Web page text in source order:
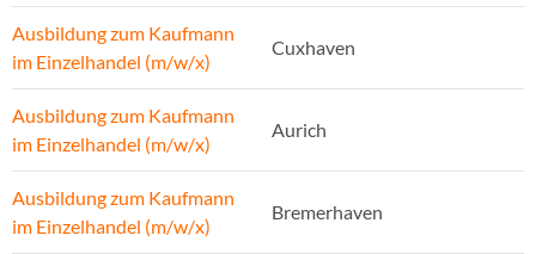
Ausbildung zum Kaufmann
im Einzelhandel (m/w/x)
Cuxhaven
Ausbildung zum Kaufmann
im Einzelhandel (m/w/x)
Aurich
Ausbildung zum Kaufmann
im Einzelhandel (m/w/x)
Bremerhaven